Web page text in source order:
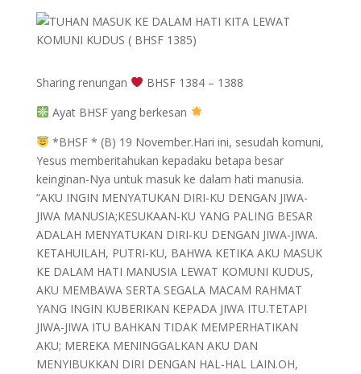
Sharing renungan
BHSF 1384 – 1388
Ayat BHSF yang berkesan
*BHSF * (B) 19 November.Hari ini, sesudah komuni,
Yesus memberitahukan kepadaku betapa besar
keinginan-Nya untuk masuk ke dalam hati manusia.
“AKU INGIN MENYATUKAN DIRI-KU DENGAN JIWA-
JIWA MANUSIA;KESUKAAN-KU YANG PALING BESAR
ADALAH MENYATUKAN DIRI-KU DENGAN JIWA-JIWA.
KETAHUILAH, PUTRI-KU, BAHWA KETIKA AKU MASUK
KE DALAM HATI MANUSIA LEWAT KOMUNI KUDUS,
AKU MEMBAWA SERTA SEGALA MACAM RAHMAT
YANG INGIN KUBERIKAN KEPADA JIWA ITU.TETAPI
JIWA-JIWA ITU BAHKAN TIDAK MEMPERHATIKAN
AKU; MEREKA MENINGGALKAN AKU DAN
MENYIBUKKAN DIRI DENGAN HAL-HAL LAIN.OH,